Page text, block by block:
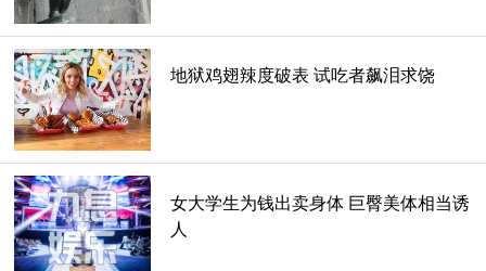
赤兔马英勇无比，于是想纹一个吕布在身上，但是这并不可
行。因为吕布虽然英勇但是在为人上却是一个反复无常的人品
差到极致的小人。这样的任在哪个行业都被人所不齿，纹吕布
的寓意也是很不好，所以建议朋友们可以选择关羽、刘备这样
正意盎然的大将纹身。
地狱鸡翅辣度破表 试吃者飙泪求饶
女大学生为钱出卖身体 巨臀美体相当诱
人